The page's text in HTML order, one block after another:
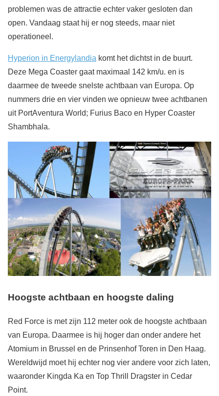
problemen was de attractie echter vaker gesloten dan
open. Vandaag staat hij er nog steeds, maar niet
operationeel.
Hyperion in Energylandia komt het dichtst in de buurt.
Deze Mega Coaster gaat maximaal 142 km/u. en is
daarmee de tweede snelste achtbaan van Europa. Op
nummers drie en vier vinden we opnieuw twee achtbanen
uit PortAventura World; Furius Baco en Hyper Coaster
Shambhala.
Hoogste achtbaan en hoogste daling
Red Force is met zijn 112 meter ook de hoogste achtbaan
van Europa. Daarmee is hij hoger dan onder andere het
Atomium in Brussel en de Prinsenhof Toren in Den Haag.
Wereldwijd moet hij echter nog vier andere voor zich laten,
waaronder Kingda Ka en Top Thrill Dragster in Cedar
Point.